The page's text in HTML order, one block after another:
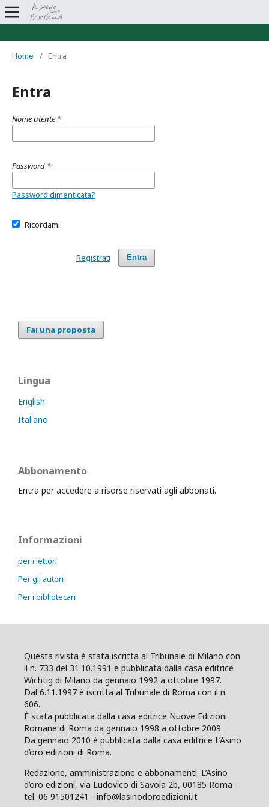
Home / Entra
Entra
Nome utente *
Password *
Password dimenticata?
Ricordami
Entra
Registrati
Fai una proposta
Lingua
English
Italiano
Abbonamento
Entra per accedere a risorse riservati agli abbonati.
Informazioni
per i lettori
Per gli autori
Per i bibliotecari
Questa rivista è stata iscritta al Tribunale di Milano con
il n. 733 del 31.10.1991 e pubblicata dalla casa editrice
Wichtig di Milano da gennaio 1992 a ottobre 1997.
Dal 6.11.1997 è iscritta al Tribunale di Roma con il n.
606.
È stata pubblicata dalla casa editrice Nuove Edizioni
Romane di Roma da gennaio 1998 a ottobre 2009.
Da gennaio 2010 è pubblicata dalla casa editrice L’Asino
d’oro edizioni di Roma.
Redazione, amministrazione e abbonamenti: L’Asino
d’oro edizioni, via Ludovico di Savoia 2b, 00185 Roma -
tel. 06 91501241 - info@lasinodoroedizioni.it